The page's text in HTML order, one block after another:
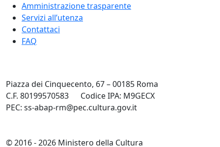
Amministrazione trasparente
Servizi all’utenza
Contattaci
FAQ
Piazza dei Cinquecento, 67 – 00185 Roma
C.F. 80199570583
Codice IPA: M9GECX
PEC: ss-abap-rm@pec.cultura.gov.it
© 2016 - 2026 Ministero della Cultura